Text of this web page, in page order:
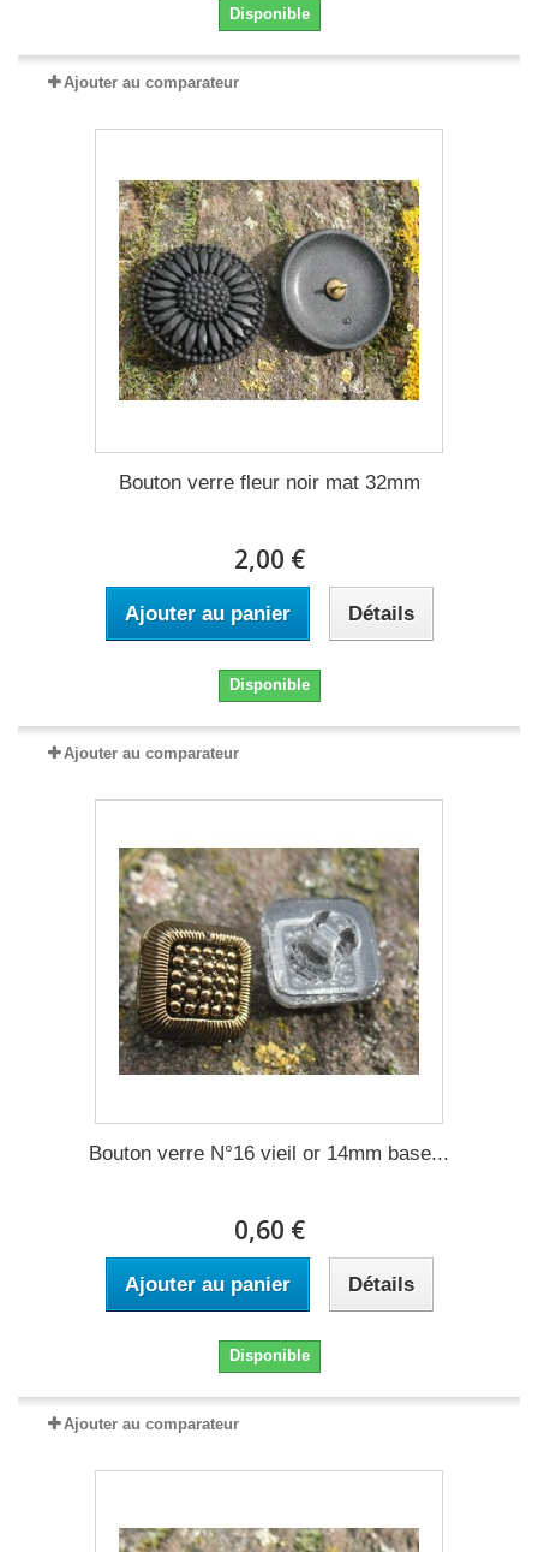
Disponible
Ajouter au comparateur
Bouton verre fleur noir mat 32mm
2,00 €
Ajouter au panier Détails
Disponible
Ajouter au comparateur
Bouton verre N°16 vieil or 14mm base...
0,60 €
Ajouter au panier Détails
Disponible
Ajouter au comparateur